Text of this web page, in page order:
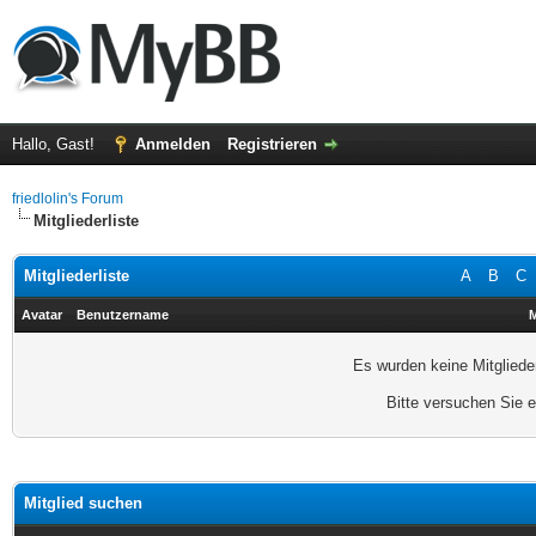
Hallo, Gast! Anmelden Registrieren
friedlolin's Forum
Mitgliederliste
A B C
Mitgliederliste
Avatar Benutzername
Es wurden keine
Bitte versuchen Sie
Mitglied suchen